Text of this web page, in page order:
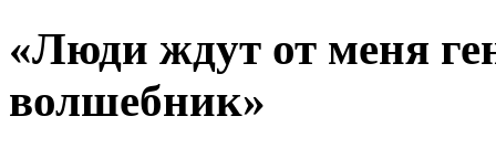
«Люди ждут от меня
волшебник»